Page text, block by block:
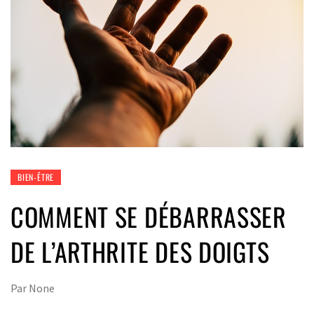
BIEN-ÊTRE
COMMENT SE DÉBARRASSER
DE L’ARTHRITE DES DOIGTS
Par None